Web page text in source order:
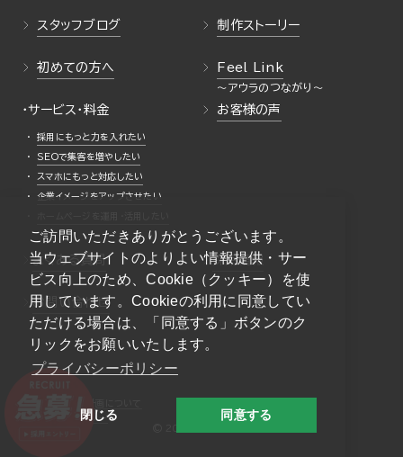
ご訪問いただきありがとうございます。
当ウェブサイトのよりよい情報提供・サー
ビス向上のため、Cookie（クッキー）を使
用しています。Cookieの利用に同意してい
ただける場合は、「同意する」ボタンのク
リックをお願いいたします。
プライバシーポリシー
閉じる 同意する
スタッフブログ 制作ストーリー
初めての方へ Feel Link
・サービス・料金
採用にもっと力を入れたい
SEOで集客を増やしたい
スマホにもっと対応したい
企業イメージをアップさせたい
お客様の声
よくある質問 採用情報
お問い合わせ
プライバシーポリシー